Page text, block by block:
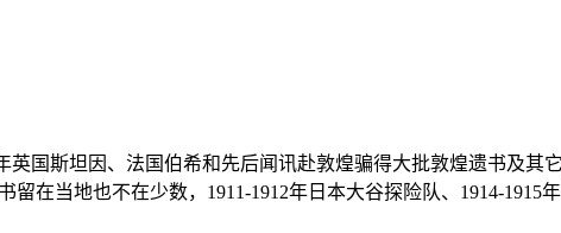
英国斯坦因、法国伯希和先后闻讯赴敦煌骗得大批敦煌遗书及其
在当地也不在少数，1911-1912年日本大谷探险队、1914-1915